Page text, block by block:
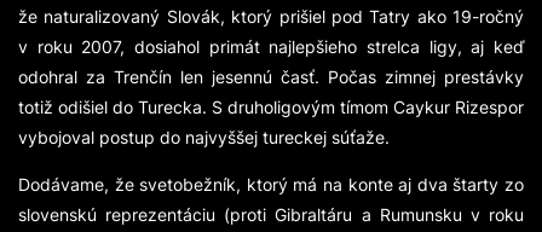
že naturalizovaný Slovák, ktorý prišiel pod Tatry ako 19-ročný
v roku 2007, dosiahol primát najlepšieho strelca ligy, aj keď
odohral za Trenčín len jesennú časť. Počas zimnej prestávky
totiž odišiel do Turecka. S druholigovým tímom Caykur Rizespor
vybojoval postup do najvyššej tureckej súťaže.
Dodávame, že svetobežník, ktorý má na konte aj dva štarty zo
slovenskú reprezentáciu (proti Gibraltáru a Rumunsku v roku